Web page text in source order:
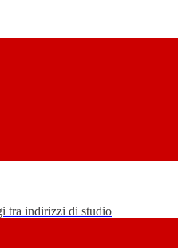
tra indirizzi di studio